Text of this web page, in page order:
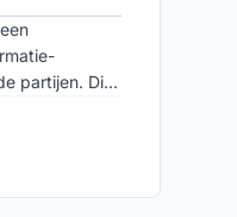
partijen. Dit
2 van